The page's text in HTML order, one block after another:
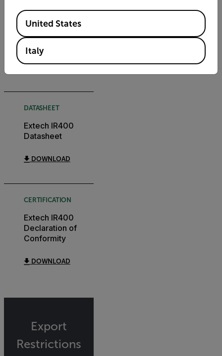
Extech IR400 User
DOWNLOAD
DATASHEET
Extech IR400
Datasheet
DOWNLOAD
CERTIFICATION
Extech IR400
Declaration of
Conformity
DOWNLOAD
Export
Restrictions
Available Locations
United States
Italy